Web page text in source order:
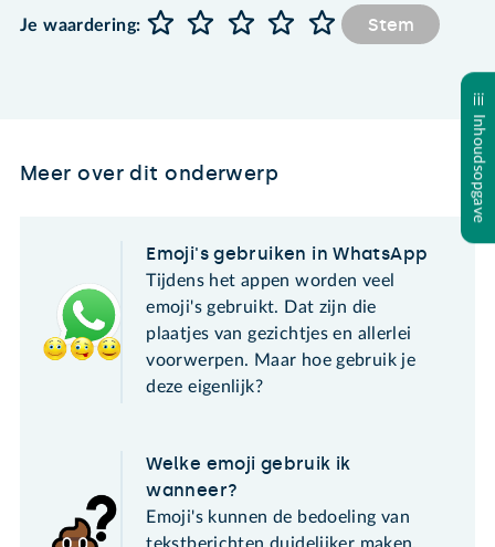
Inhoudsopgave
Je waardering: Stem
Meer over dit onderwerp
Emoji's gebruiken in WhatsApp
Tijdens het appen worden veel
emoji's gebruikt. Dat zijn die
plaatjes van gezichtjes en allerlei
voorwerpen. Maar hoe gebruik je
deze eigenlijk?
Welke emoji gebruik ik
wanneer?
Emoji's kunnen de bedoeling van
tekstberichten duidelijker maken.